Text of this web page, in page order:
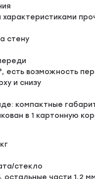
стену
есть возможность
и снизу
компактные
в 1 картонную
стекло
части 1,2